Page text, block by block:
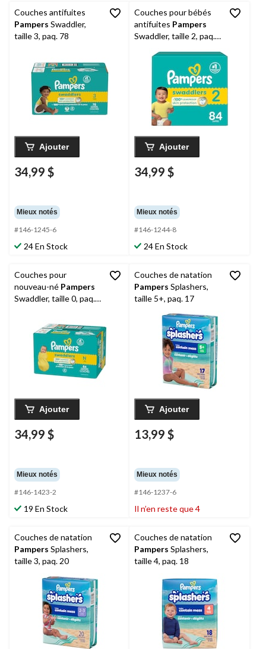
Couches antifuites
Pampers Swaddler,
taille 3, paq. 78
Ajouter
34,99 $
Mieux notés
#146-1245-6
24 En Stock
Couches pour bébés
antifuites Pampers
Swaddler, taille 2, paq.
Ajouter
34,99 $
Mieux notés
#146-1244-8
24 En Stock
Couches pour
nouveau-né Pampers
Swaddler, taille 0, paq.
Ajouter
34,99 $
Mieux notés
#146-1423-2
19 En Stock
Couches de natation
Pampers Splashers,
taille 5+, paq. 17
Ajouter
13,99 $
Mieux notés
#146-1237-6
Il n’en reste que 4
Couches de natation
Pampers Splashers,
taille 3, paq. 20
Couches de natation
Pampers Splashers,
taille 4, paq. 18